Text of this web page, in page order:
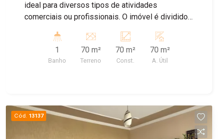
ideal para diversos tipos de atividades
comerciais ou profissionais. O imóvel é dividido
correr, proporcionando praticidade e flexibilidade
na utilização dos espaços. Um dos ambientes
pode ser adaptado conforme a necessidade do
imóvel dispõe ainda de banheiro privativo.
Excelente opção para escritórios, consultórios,
estúdios, lojas e outros empreendimentos que
1
Banho
70 m²
Terreno
70 m²
Const.
70 m²
A. Útil
Cód. 13137